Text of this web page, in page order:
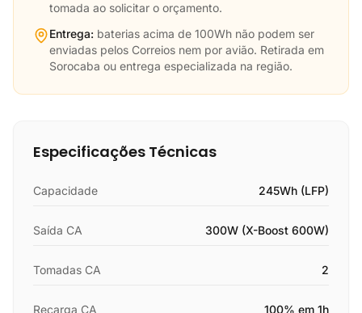
tomada ao solicitar o orçamento.
Entrega: baterias acima de 100Wh não podem ser
enviadas pelos Correios nem por avião. Retirada em
Sorocaba ou entrega especializada na região.
Especificações Técnicas
Capacidade 245Wh (LFP)
Saída CA 300W (X-Boost 600W)
Tomadas CA 2
Recarga CA 100% em 1h